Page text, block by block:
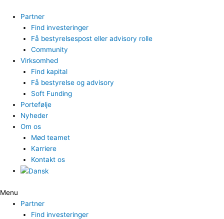
indholdet
Partner
Find investeringer
Få bestyrelsespost eller advisory rolle
Community
Virksomhed
Find kapital
Få bestyrelse og advisory
Soft Funding
Portefølje
Nyheder
Om os
Mød teamet
Karriere
Kontakt os
Menu
Partner
Find investeringer